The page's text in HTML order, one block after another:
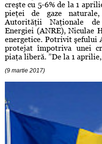
creşte cu 5-6% de la 1
pieţei de gaze
Autorităţii Naţionale
Energiei (ANRE), Niculae
energetice. Potrivit şefului
protejat împotriva unei
piaţa liberă. ”De la 1
(9 martie 2017)